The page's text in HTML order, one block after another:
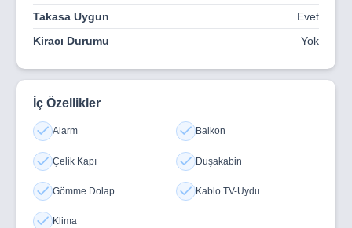
Takasa Uygun
Evet
Kiracı Durumu
Yok
İç Özellikler
Alarm Balkon
Çelik Kapı Duşakabin
Gömme Dolap Kablo TV-Uydu
Klima